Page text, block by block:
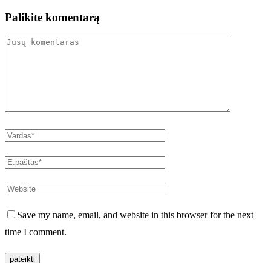
Palikite komentarą
Save my name, email, and website in this browser for the next
time I comment.